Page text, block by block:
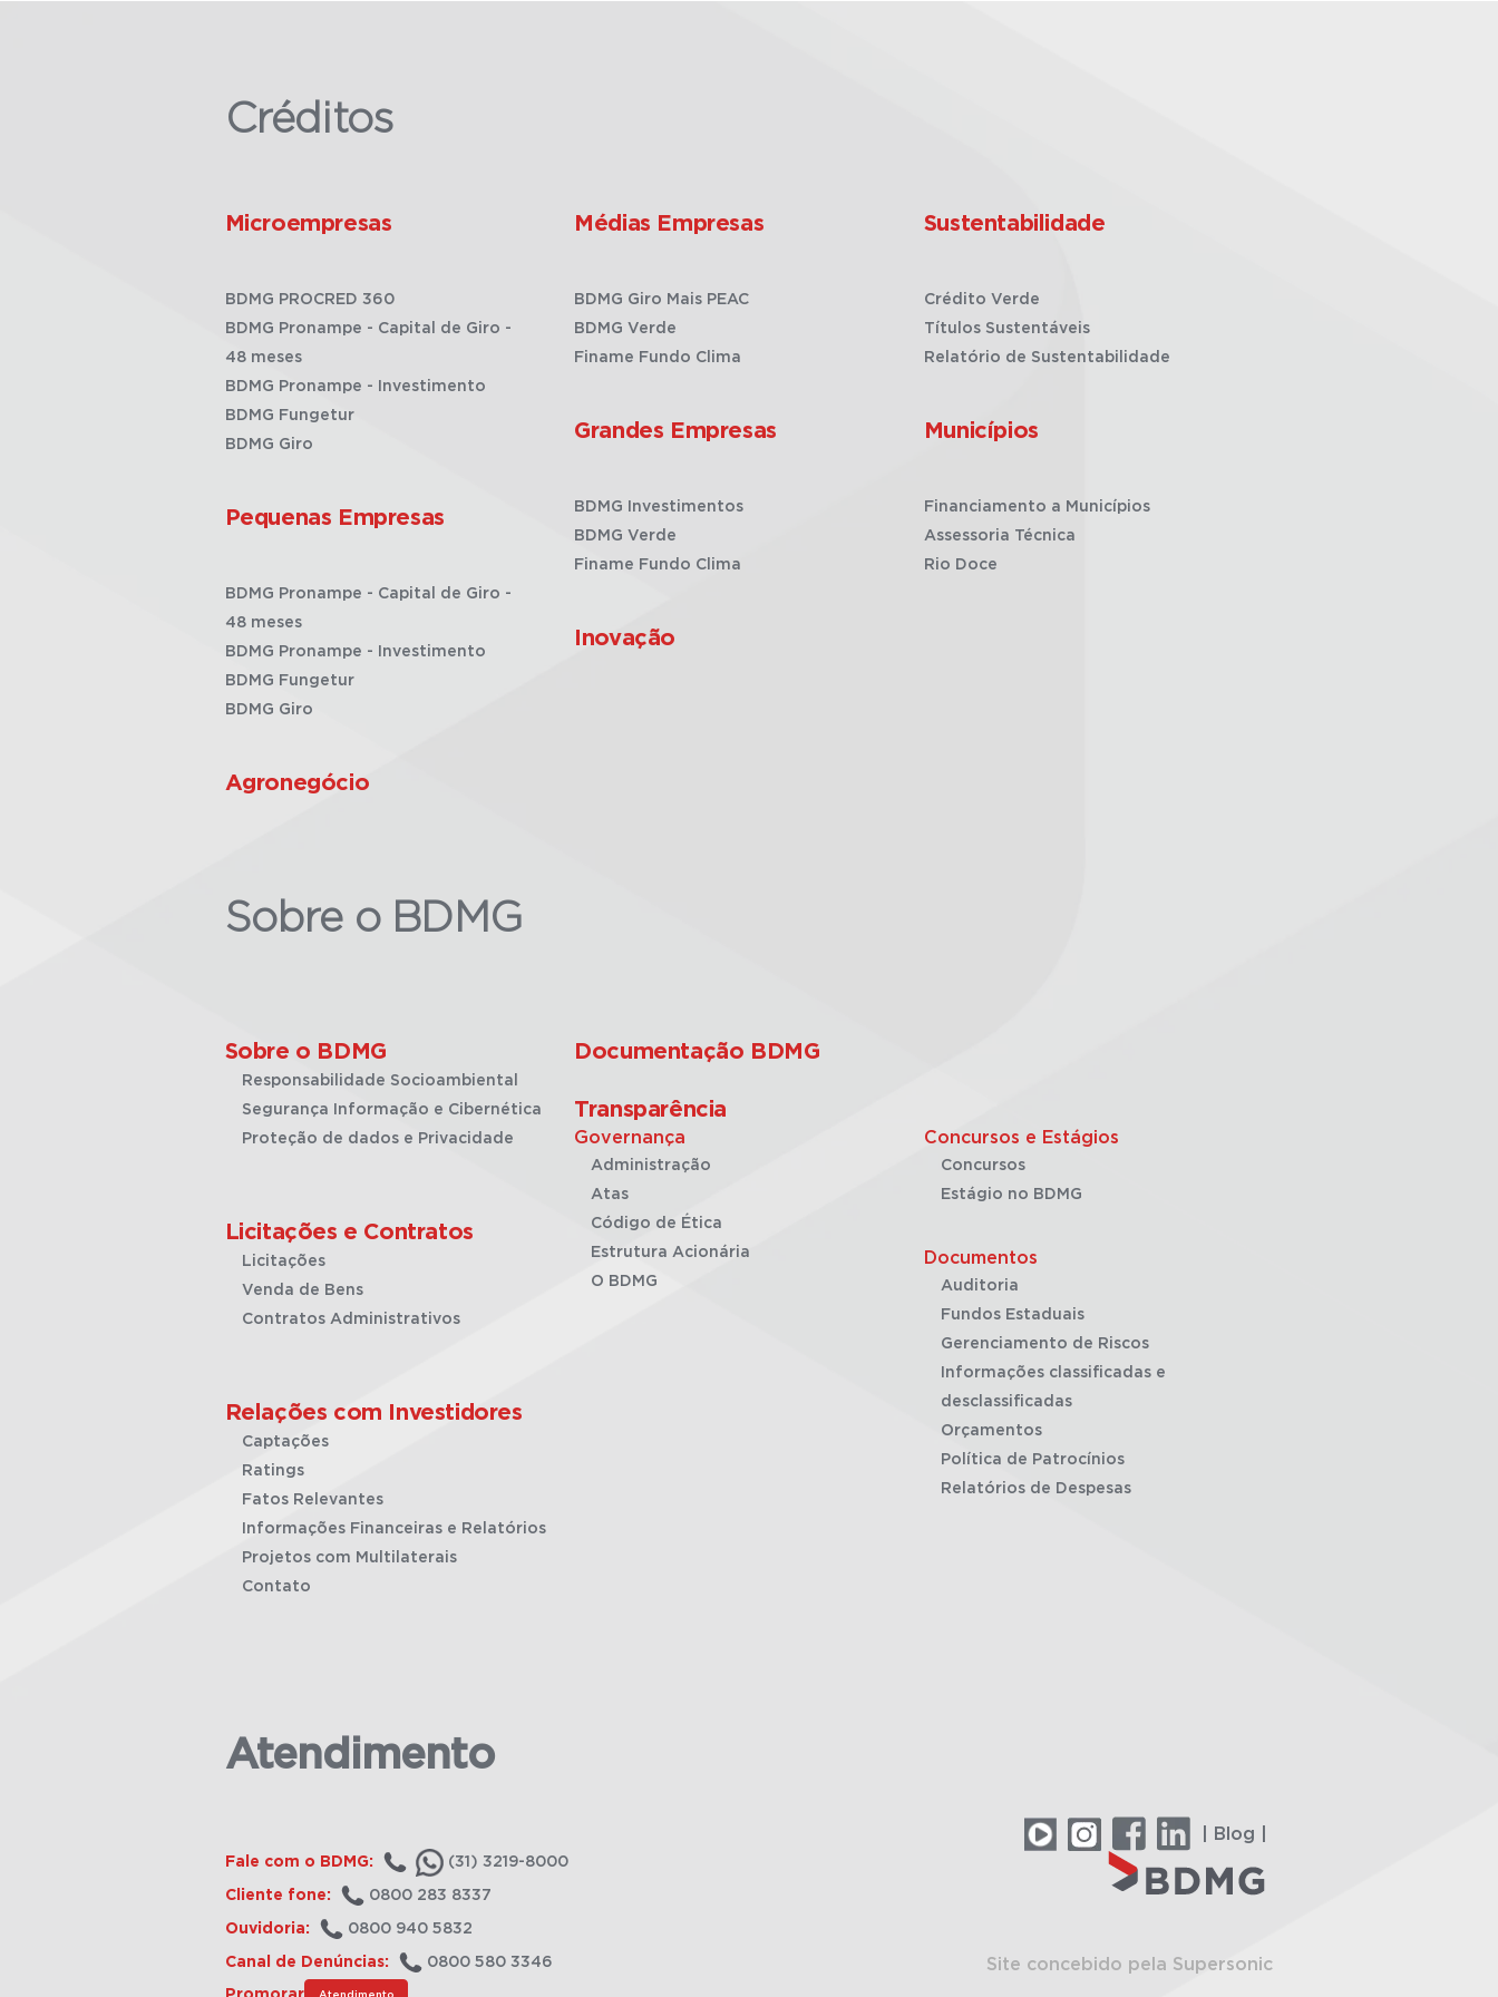
Créditos
Microempresas
BDMG PROCRED 360
BDMG Pronampe - Capital de Giro -
48 meses
BDMG Pronampe - Investimento
BDMG Fungetur
BDMG Giro
Pequenas Empresas
BDMG Pronampe - Capital de Giro -
48 meses
BDMG Pronampe - Investimento
BDMG Fungetur
BDMG Giro
Agronegócio
Médias Empresas
BDMG Giro Mais PEAC
BDMG Verde
Finame Fundo Clima
Grandes Empresas
BDMG Investimentos
BDMG Verde
Finame Fundo Clima
Inovação
Sustentabilidade
Crédito Verde
Títulos Sustentáveis
Relatório de Sustentabilidade
Municípios
Financiamento a Municípios
Assessoria Técnica
Rio Doce
Sobre o BDMG
Sobre o BDMG
Responsabilidade Socioambiental
Segurança Informação e Cibernética
Proteção de dados e Privacidade
Licitações e Contratos
Licitações
Venda de Bens
Contratos Administrativos
Relações com Investidores
Captações
Ratings
Fatos Relevantes
Informações Financeiras e Relatórios
Projetos com Multilaterais
Contato
Documentação BDMG
Transparência
Governança
Administração
Atas
Código de Ética
Estrutura Acionária
O BDMG
Concursos e Estágios
Concursos
Estágio no BDMG
Documentos
Auditoria
Fundos Estaduais
Gerenciamento de Riscos
Informações classificadas e
desclassificadas
Orçamentos
Política de Patrocínios
Relatórios de Despesas
Atendimento
Fale com o BDMG: (31) 3219-8000
Cliente fone: 0800 283 8337
Ouvidoria: 0800 940 5832
Canal de Denúncias: 0800 580 3346
Atendimento
| Blog |
Site concebido pela Supersonic